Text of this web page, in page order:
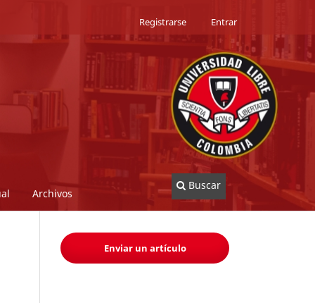
Archivos
Buscar
Registrarse Entrar
Enviar un artículo